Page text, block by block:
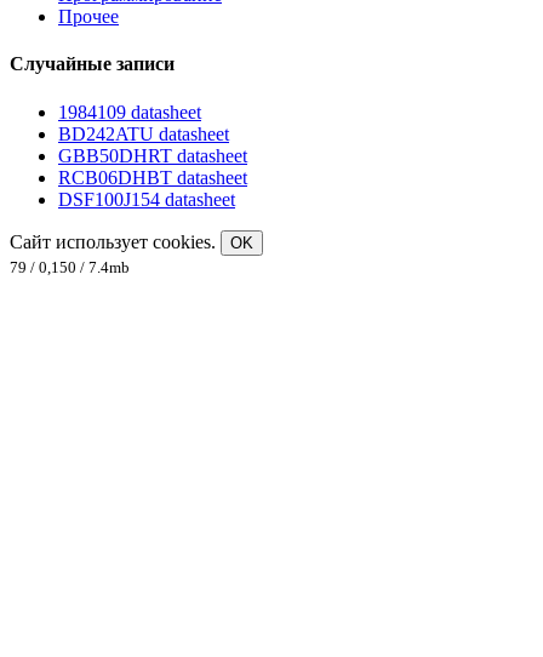
Прочее
Случайные записи
1984109 datasheet
BD242ATU datasheet
GBB50DHRT datasheet
RCB06DHBT datasheet
DSF100J154 datasheet
Сайт использует cookies.
OK
79 / 0,150 / 7.4mb